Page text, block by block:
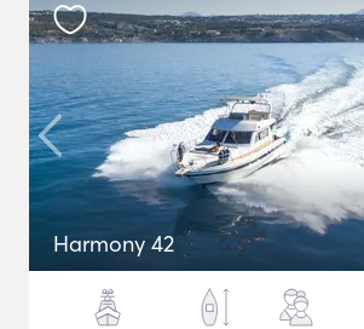
Harmony 42